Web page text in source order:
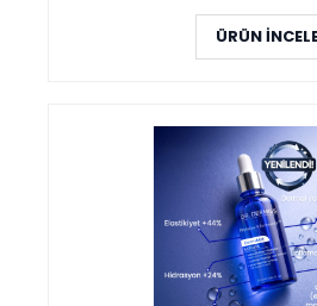
ÜRÜN